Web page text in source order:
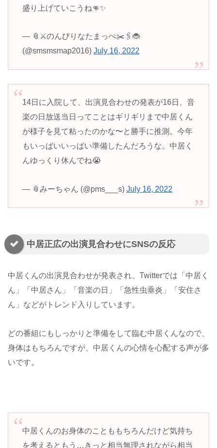
盛り上げていこうね👊✨
— 📎⚔のんびりなたまっぺ✂️🖇🐞
(@smsmsmap2016) July 16, 2022
14日に入院して、出演見合わせの発表が16日、音
楽の日放送当日ってことはギリギリまで中居くん
が様子を見て粘ったのかな〜と勝手に推測。今年
もいっぱいいっぱい準備したんだろうな。中居く
んゆっくり休んでね😭
— 📎みーちゃん (@pms___s) July 16, 2022
中居正広の出演見合わせにSNSの反応
中居くんの出演見合わせが発表され、Twitterでは「中居く
ん」「中居さん」「音楽の日」「急性虫垂炎」「安住さ
ん」などがトレンド入りしています。
どの番組にもしっかりと準備をして臨む中居くんなので、
身体はもちろんですが、中居くんの心情を心配する声が多
いです。
中居くんのお身体のことももちろんだけど気持ち
を考えるともう…きっと相当無理されながら相当